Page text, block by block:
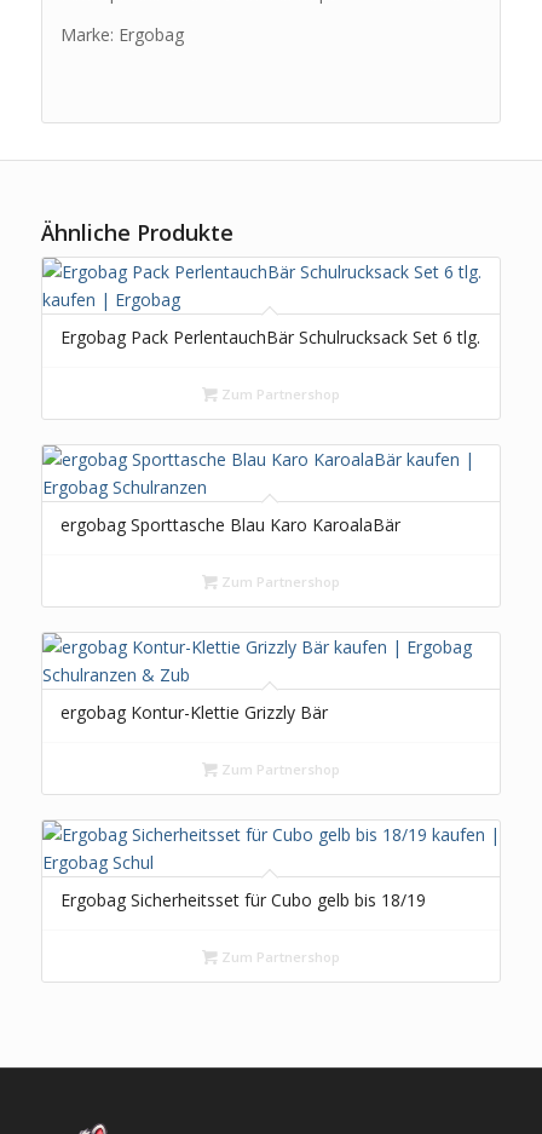
Marke: Ergobag
Ähnliche Produkte
Ergobag Pack PerlentauchBär Schulrucksack Set 6 tlg.
Zum Partnershop
ergobag Sporttasche Blau Karo KaroalaBär
Zum Partnershop
ergobag Kontur-Klettie Grizzly Bär
Zum Partnershop
Ergobag Sicherheitsset für Cubo gelb bis 18/19
Zum Partnershop